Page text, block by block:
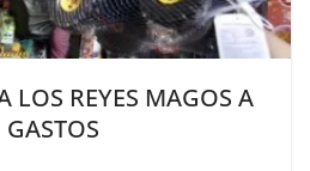
LOS REYES MAGOS A